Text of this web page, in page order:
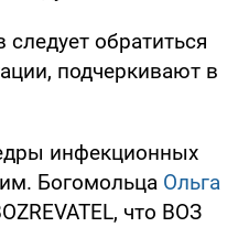
обратиться
подчеркивают в
инфекционных
Богомольца Ольга
что ВОЗ